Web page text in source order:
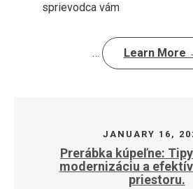
sprievodca vám
… Learn More
JANUARY 16,
Prerábka kúpeľne:
modernizáciu a
priestoru.